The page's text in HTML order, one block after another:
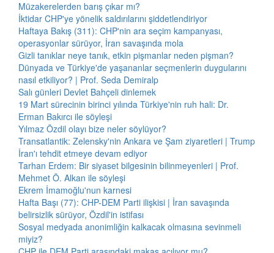
Müzakerelerden barış çıkar mı?
İktidar CHP'ye yönelik saldırılarını şiddetlendiriyor
Haftaya Bakış (311): CHP'nin ara seçim kampanyası,
operasyonlar sürüyor, İran savaşında mola
Gizli tanıklar neye tanık, etkin pişmanlar neden pişman?
Dünyada ve Türkiye'de yaşananlar seçmenlerin duygularını
nasıl etkiliyor? | Prof. Seda Demiralp
Salı günleri Devlet Bahçeli dinlemek
19 Mart sürecinin birinci yılında Türkiye'nin ruh hali: Dr.
Erman Bakırcı ile söyleşi
Yılmaz Özdil olayı bize neler söylüyor?
Transatlantik: Zelensky'nin Ankara ve Şam ziyaretleri | Trump
İran'ı tehdit etmeye devam ediyor
Tarhan Erdem: Bir siyaset bilgesinin bilinmeyenleri | Prof.
Mehmet Ö. Alkan ile söyleşi
Ekrem İmamoğlu'nun karnesi
Hafta Başı (77): CHP-DEM Parti ilişkisi | İran savaşında
belirsizlik sürüyor, Özdil'in istifası
Sosyal medyada anonimliğin kalkacak olmasına sevinmeli
miyiz?